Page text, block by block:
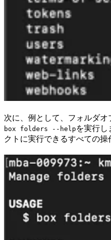
次に、例として、フォルダ
box folders --help を実行し
クトに実行できるすべての操